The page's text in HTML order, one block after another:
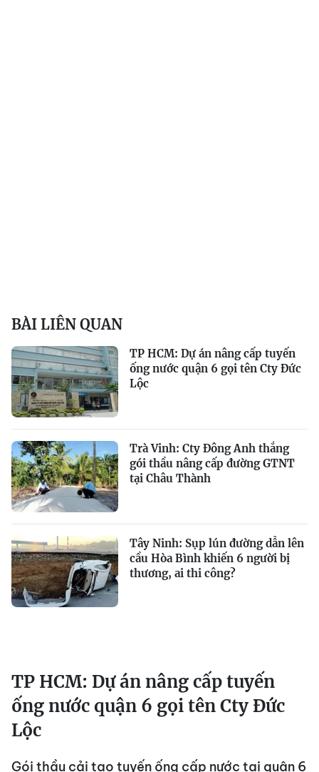
BÀI LIÊN QUAN
TP HCM: Dự án nâng cấp tuyến
ống nước quận 6 gọi tên Cty Đức
Lộc
Trà Vinh: Cty Đông Anh thắng
gói thầu nâng cấp đường GTNT
tại Châu Thành
Tây Ninh: Sụp lún đường dẫn lên
cầu Hòa Bình khiến 6 người bị
thương, ai thi công?
TP HCM: Dự án nâng cấp tuyến
ống nước quận 6 gọi tên Cty Đức
Lộc
Gói thầu cải tạo tuyến ống cấp nước tại quận 6